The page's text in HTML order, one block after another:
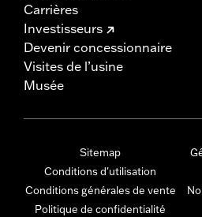
Carrières
Investisseurs
Devenir concessionnaire
Visites de l’usine
Musée
Sitemap
Conditions d'utilisation
Conditions générales de vente
Politique de confidentialité